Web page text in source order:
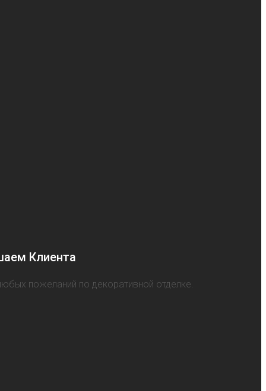
Клиента
пожеланий по декоративной отделке.